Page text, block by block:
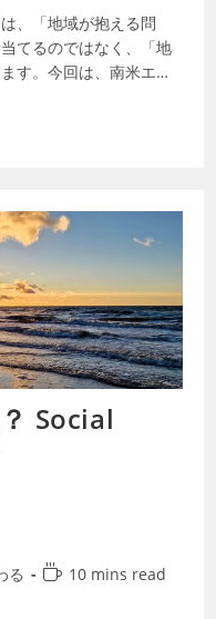
、「地域が抱える問
てるのではなく、「地
す。今回は、南米エク
Social
る 10 mins read